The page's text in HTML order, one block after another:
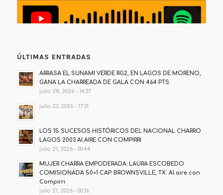
ÚLTIMAS ENTRADAS
ARRASA EL SUNAMI VERDE RG2, EN LAGOS DE MORENO,
GANA LA CHARREADA DE GALA CON 464 PTS.
julio 28, 2026 - 14:37
julio 23, 2026 - 17:31
LOS 15 SUCESOS HISTÓRICOS DEL NACIONAL CHARRO
LAGOS 2003 Al AIRE CON COMPIRRI
julio 21, 2026 - 00:44
MUJER CHARRA EMPODERADA: LAURA ESCOBEDO
COMISIONADA 50+1 CAP. BROWNSVILLE, TX. Al aire con
Compirri
julio 21, 2026 - 00:36